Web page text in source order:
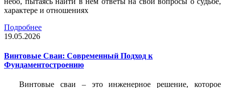
характере и отношениях
Подробнее
19.05.2026
Винтовые Сваи: Современный Подход к
Фундаментостроению
Винтовые сваи – это инженерное решение, которое